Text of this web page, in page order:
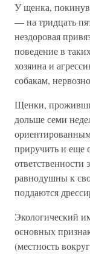
У щенка,
— на тридцать
нездоровая
поведение в
хозяина и
собакам,
Щенки,
дольше семи
приручить и еще
равнодушны к
поддаются
Экологический
основных
(местность